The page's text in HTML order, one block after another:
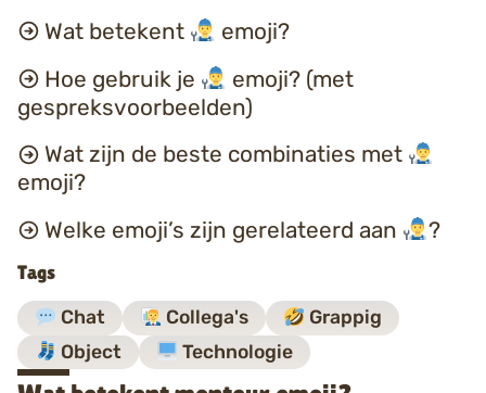
Wat betekent
emoji?
Hoe gebruik je
emoji? (met
gespreksvoorbeelden)
Wat zijn de beste combinaties met
emoji?
Welke emoji’s zijn gerelateerd aan
?
Tags
Chat Collega's
Grappig
Object
Technologie